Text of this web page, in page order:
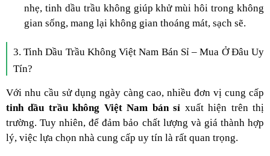
nhẹ, tinh dầu trầu không giúp khử mùi hôi trong không
gian sống, mang lại không gian thoáng mát, sạch sẽ.
3. Tinh Dầu Trầu Không Việt Nam Bán Sỉ – Mua Ở Đâu Uy
Tín?
Với nhu cầu sử dụng ngày càng cao, nhiều đơn vị cung cấp
tinh dầu trầu không Việt Nam bán sỉ xuất hiện trên thị
trường. Tuy nhiên, để đảm bảo chất lượng và giá thành hợp
lý, việc lựa chọn nhà cung cấp uy tín là rất quan trọng.